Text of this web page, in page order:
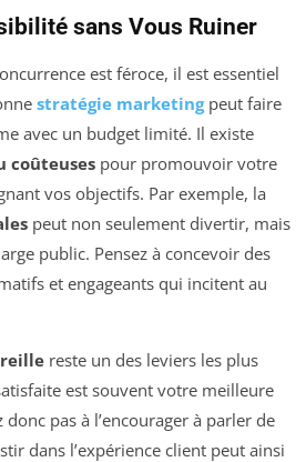
sans Vous Ruiner
est féroce, il est essentiel
stratégie marketingpeut faire
avec un budget limité. Il existe
coûteuses pour promouvoir votre
vos objectifs. Par exemple, la
peut non seulement divertir, mais
public. Pensez à concevoir des
et engageants qui incitent au
reste un des leviers les plus
est souvent votre meilleure
donc pas à l’encourager à parler de
dans l’expérience client peut ainsi